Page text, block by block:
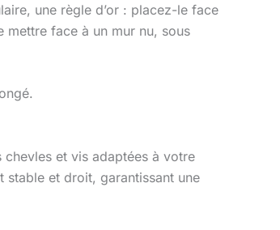
une règle d’or : placez-le face
mettre face à un mur nu, sous
et vis adaptées à votre
stable et droit, garantissant une